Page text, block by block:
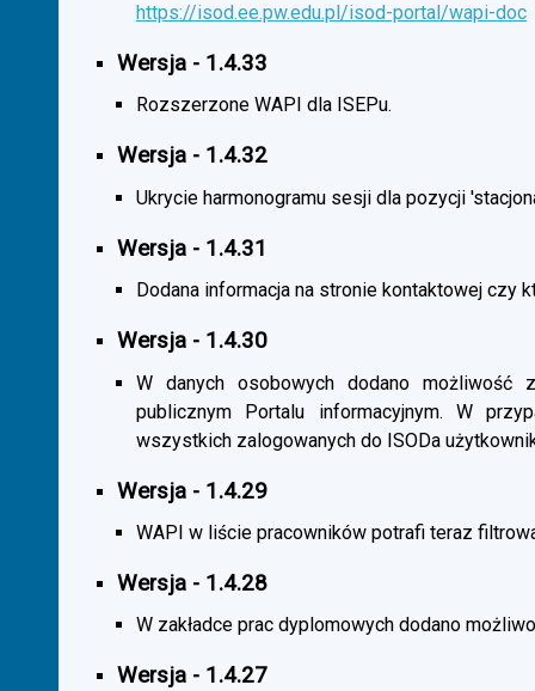
https://isod.ee.pw.edu.pl/isod-portal/wapi-doc
Wersja - 1.4.33
Rozszerzone WAPI dla ISEPu.
Wersja - 1.4.32
Ukrycie harmonogramu sesji dla pozycji
Wersja - 1.4.31
Dodana informacja na stronie kontaktowej czy
Wersja - 1.4.30
W danych osobowych dodano możliwość
publicznym Portalu informacyjnym. W
wszystkich zalogowanych do ISODa
Wersja - 1.4.29
WAPI w liście pracowników potrafi teraz
Wersja - 1.4.28
W zakładce prac dyplomowych dodano
Wersja - 1.4.27